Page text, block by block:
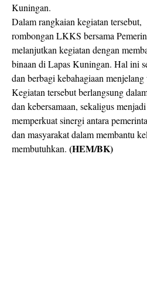
Kuningan.
Dalam rangkaian kegiatan tersebut,
rombongan LKKS bersama
melanjutkan kegiatan dengan
binaan di Lapas Kuningan. Hal ini
dan berbagi kebahagiaan
Kegiatan tersebut berlangsung
dan kebersamaan, sekaligus
memperkuat sinergi antara
dan masyarakat dalam membantu
membutuhkan. (HEM/BK)